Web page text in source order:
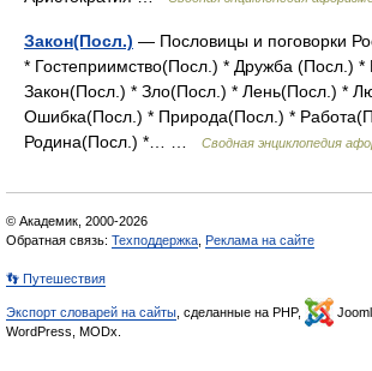
Закон(Посл.) — Пословицы и поговорки
* Гостеприимство(Посл.) * Дружба (Посл.)
Закон(Посл.) * Зло(Посл.) * Лень(Посл.) *
Ошибка(Посл.) * Природа(Посл.) *
Родина(Посл.) *… …
Сводная энциклопедия
© Академик, 2000-2026
Обратная связь: Техподдержка Реклама на сайте
👣 Путешествия
Экспорт словарей на сайты , сделанные на PHP,
WordPress, MODx.